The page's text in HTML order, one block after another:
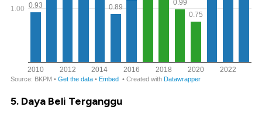
5. Daya Beli Terganggu